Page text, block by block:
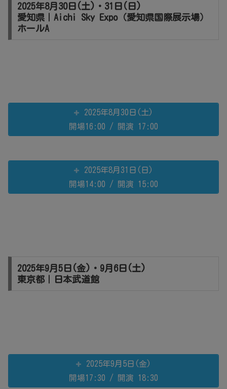
2025年8月30日(土)・31日(日)
愛知県｜Aichi Sky Expo（愛知県国際展示場）
ホールA
2025年8月30日(土)
開場16:00 / 開演 17:00
2025年8月31日(日)
開場14:00 / 開演 15:00
2025年9月5日(金)・9月6日(土)
東京都｜日本武道館
2025年9月5日(金)
開場17:30 / 開演 18:30